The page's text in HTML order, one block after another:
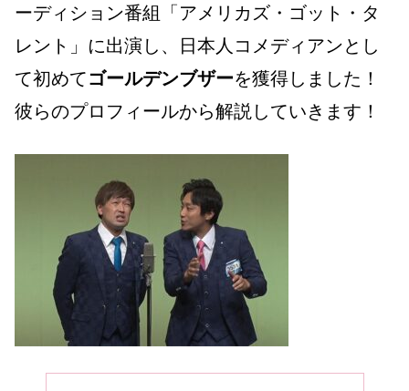
ーディション番組「アメリカズ・ゴット・タ
レント」に出演し、日本人コメディアンとし
て初めてゴールデンブザーを獲得しました！
彼らのプロフィールから解説していきます！